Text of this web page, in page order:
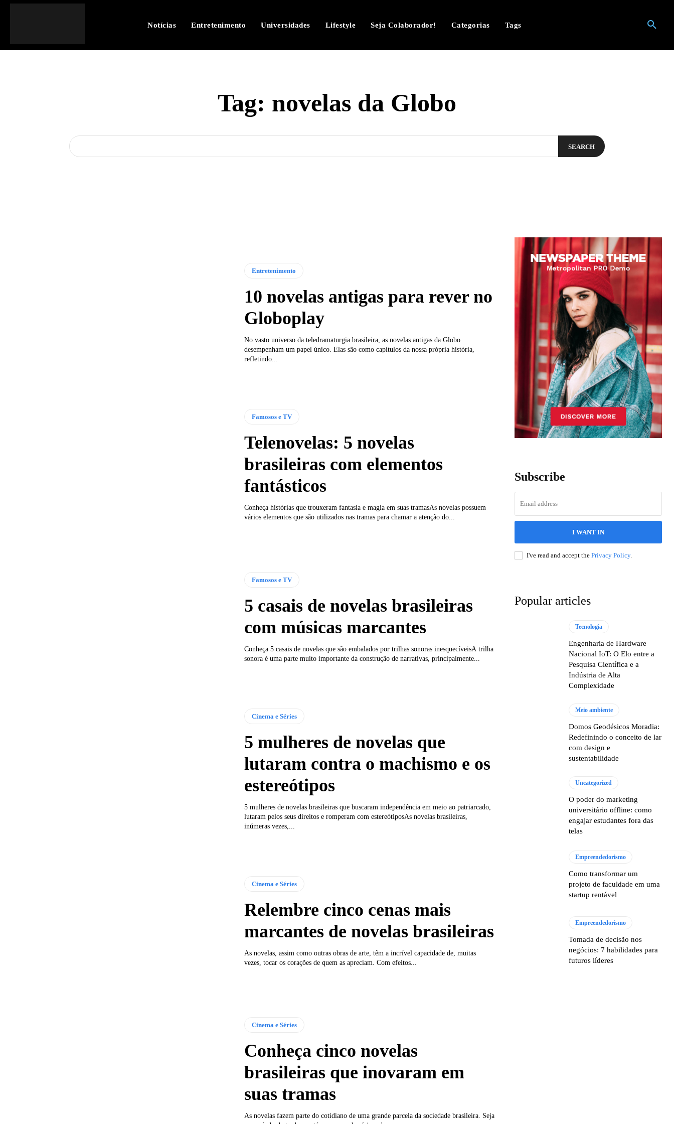
Notícias Entretenimento Universidades Lifestyle Seja Colaborador! Categorias Tags
Tag: novelas da Globo
SEARCH
Entretenimento
10 novelas antigas para rever no
Globoplay
No vasto universo da teledramaturgia brasileira, as novelas antigas da Globo
desempenham um papel único. Elas são como capítulos da nossa própria história,
refletindo...
Famosos e TV
Telenovelas: 5 novelas
brasileiras com elementos
fantásticos
Conheça histórias que trouxeram fantasia e magia em suas tramasAs novelas possuem
vários elementos que são utilizados nas tramas para chamar a atenção do...
Famosos e TV
5 casais de novelas brasileiras
com músicas marcantes
Conheça 5 casais de novelas que são embalados por trilhas sonoras inesquecíveisA trilha
sonora é uma parte muito importante da construção de narrativas, principalmente...
Cinema e Séries
5 mulheres de novelas que
lutaram contra o machismo e os
estereótipos
5 mulheres de novelas brasileiras que buscaram independência em meio ao patriarcado,
lutaram pelos seus direitos e romperam com estereótiposAs novelas brasileiras,
inúmeras vezes,...
Cinema e Séries
Relembre cinco cenas mais
marcantes de novelas brasileiras
As novelas, assim como outras obras de arte, têm a incrível capacidade de, muitas
vezes, tocar os corações de quem as apreciam. Com efeitos...
Cinema e Séries
Conheça cinco novelas
brasileiras que inovaram em
suas tramas
As novelas fazem parte do cotidiano de uma grande parcela da sociedade brasileira. Seja
Subscribe
I WANT IN
I've read and accept the Privacy Policy.
Popular articles
Tecnologia
Engenharia de Hardware
Nacional IoT: O Elo entre a
Pesquisa Científica e a
Indústria de Alta
Complexidade
Meio ambiente
Domos Geodésicos Moradia:
Redefinindo o conceito de lar
com design e
sustentabilidade
Uncategorized
O poder do marketing
universitário offline: como
engajar estudantes fora das
telas
Empreendedorismo
Como transformar um
projeto de faculdade em uma
startup rentável
Empreendedorismo
Tomada de decisão nos
negócios: 7 habilidades para
futuros líderes